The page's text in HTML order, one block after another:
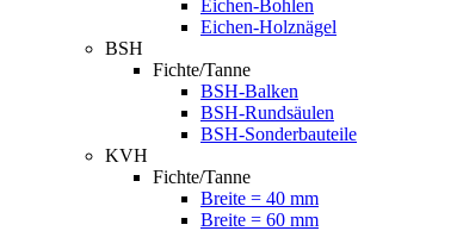
Eichen-Bohlen
Eichen-Holznägel
BSH
Fichte/Tanne
BSH-Balken
BSH-Rundsäulen
BSH-Sonderbauteile
KVH
Fichte/Tanne
Breite = 40 mm
Breite = 60 mm